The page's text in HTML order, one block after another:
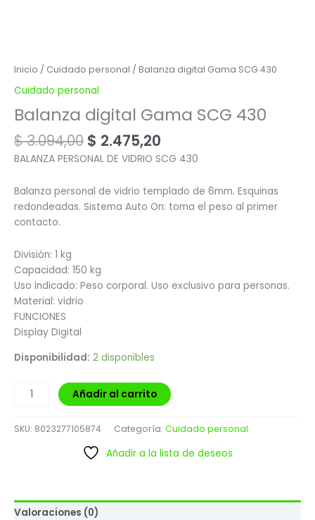
Inicio / Cuidado personal / Balanza digital Gama SCG 430
Cuidado personal
Balanza digital Gama SCG 430
$3.094,00 $ 2.475,20
BALANZA PERSONAL DE VIDRIO SCG 430
Balanza personal de vidrio templado de 6mm. Esquinas
redondeadas. Sistema Auto On: toma el peso al primer
contacto.
División: 1 kg
Capacidad: 150 kg
Uso indicado: Peso corporal. Uso exclusivo para personas.
Material: vidrio
FUNCIONES
Display Digital
Disponibilidad: 2 disponibles
Añadir al carrito
SKU: 8023277105874 Categoría: Cuidado personal
Añadir a la lista de deseos
Valoraciones (0)